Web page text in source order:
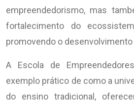
empreendedorismo, mas
fortalecimento do
promovendo o
A Escola de
exemplo prático de como a
do ensino tradicional,